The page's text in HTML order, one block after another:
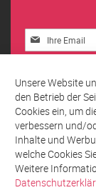
Melden
Sie
unseren
Newsletter
an:
Unsere Website
den Betrieb der
Cookies ein, um
verbessern und/
Inhalte und
welche Cookies
Weitere